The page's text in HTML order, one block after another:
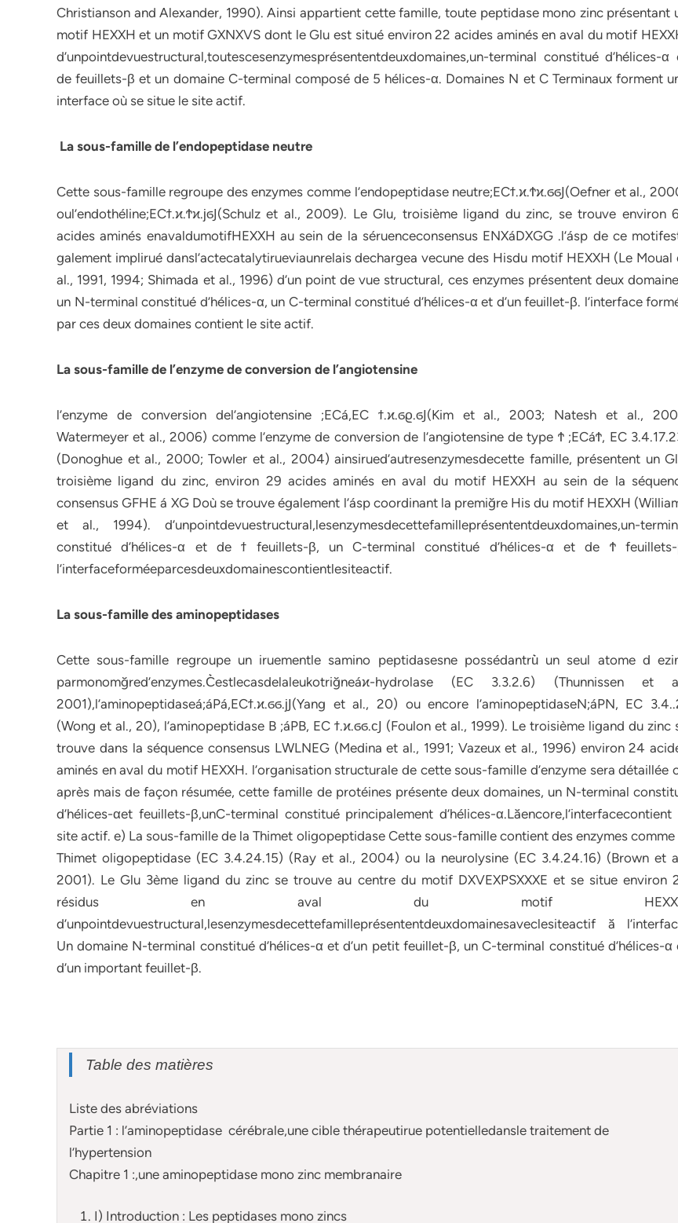
Christianson and Alexander, 1990). Ainsi appartient cette famille, toute peptidase mono zinc présentant
motif HEXXH et un motif GXNXVS dont le Glu est situé environ 22 acides aminés en aval du motif
d’unpointdevuestructural,toutescesenzymesprésententdeuxdomaines,un-terminal constitué d’hélices-α
de feuillets-β et un domaine C-terminal composé de 5 hélices-α. Domaines N et C Terminaux forment
interface où se situe le site actif.
La sous-famille de l’endopeptidase neutre
Cette sous-famille regroupe des enzymes comme l’endopeptidase neutre;ECϯ.ϰ.Ϯϰ.ϭϭͿ(Oefner et al.,
oul’endothéline;ECϯ.ϰ.Ϯϰ.ϳϭͿ(Schulz et al., 2009). Le Glu, troisième ligand du zinc, se trouve environ
acides aminés enavaldumotifHEXXH au sein de la séruenceconsensus ENXáDXGG .l’ásp de ce
galement implirué dansl’actecatalytirueviaunrelais dechargea vecune des Hisdu motif HEXXH (Le Moual
al., 1991, 1994; Shimada et al., 1996) d’un point de vue structural, ces enzymes présentent deux
un N-terminal constitué d’hélices-α, un C-terminal constitué d’hélices-α et d’un feuillet-β. l’interface
par ces deux domaines contient le site actif.
La sous-famille de l’enzyme de conversion de l’angiotensine
l’enzyme de conversion del’angiotensine ;ECá,EC ϯ.ϰ.ϭϱ.ϭͿ(Kim et al., 2003; Natesh et al.,
Watermeyer et al., 2006) comme l’enzyme de conversion de l’angiotensine de type Ϯ ;ECáϮ, EC
(Donoghue et al., 2000; Towler et al., 2004) ainsirued’autresenzymesdecette famille, présentent un
troisième ligand du zinc, environ 29 acides aminés en aval du motif HEXXH au sein de la
consensus GFHE á XG Doù se trouve également l’ásp coordinant la premiğre His du motif HEXXH
et al., 1994). d’unpointdevuestructural,lesenzymesdecettefamilleprésententdeuxdomaines,un-
constitué d’hélices-α et de ϯ feuillets-β, un C-terminal constitué d’hélices-α et de Ϯ feuillets-
l’interfaceforméeparcesdeuxdomainescontientlesiteactif.
La sous-famille des aminopeptidases
Cette sous-famille regroupe un iruementle samino peptidasesne possédantru͛ un seul atome d
parmonomğred’enzymes.C͛estlecasdelaleukotriğneáϰ-hydrolase (EC 3.3.2.6) (Thunnissen et
2001),l’aminopeptidaseá;áPá,ECϯ.ϰ.ϭϭ.ϳͿ(Yang et al., 20) ou encore l’aminopeptidaseN;áPN, EC
(Wong et al., 20), l’aminopeptidase B ;áPB, EC ϯ.ϰ.ϭϭ.ϲͿ (Foulon et al., 1999). Le troisième ligand du zinc
trouve dans la séquence consensus LWLNEG (Medina et al., 1991; Vazeux et al., 1996) environ 24
aminés en aval du motif HEXXH. l’organisation structurale de cette sous-famille d’enzyme sera détaillée
après mais de façon résumée, cette famille de protéines présente deux domaines, un N-terminal
d’hélices-αet feuillets-β,unC-terminal constitué principalement d’hélices-α.Lăencore,l’interfacecontient
site actif. e) La sous-famille de la Thimet oligopeptidase Cette sous-famille contient des enzymes comme
Thimet oligopeptidase (EC 3.4.24.15) (Ray et al., 2004) ou la neurolysine (EC 3.4.24.16) (Brown et
2001). Le Glu 3ème ligand du zinc se trouve au centre du motif DXVEXPSXXXE et se situe environ
résidus en aval du motif
d’unpointdevuestructural,lesenzymesdecettefamilleprésententdeuxdomainesaveclesiteactif ă
Un domaine N-terminal constitué d’hélices-α et d’un petit feuillet-β, un C-terminal constitué d’hélices-α
d’un important feuillet-β.
Table des matières
Liste des abréviations
Partie 1 : l’aminopeptidase cérébrale,une cible thérapeutirue potentielledansle traitement de
l’hypertension
Chapitre 1 :,une aminopeptidase mono zinc membranaire
I) Introduction : Les peptidases mono zincs